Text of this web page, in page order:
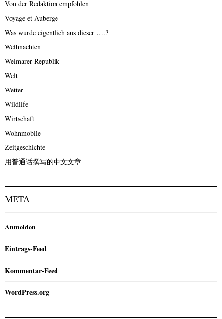
Von der Redaktion empfohlen
Voyage et Auberge
Was wurde eigentlich aus dieser ….?
Weihnachten
Weimarer Republik
Welt
Wetter
Wildlife
Wirtschaft
Wohnmobile
Zeitgeschichte
用普通话撰写的中文文章
META
Anmelden
Eintrags-Feed
Kommentar-Feed
WordPress.org